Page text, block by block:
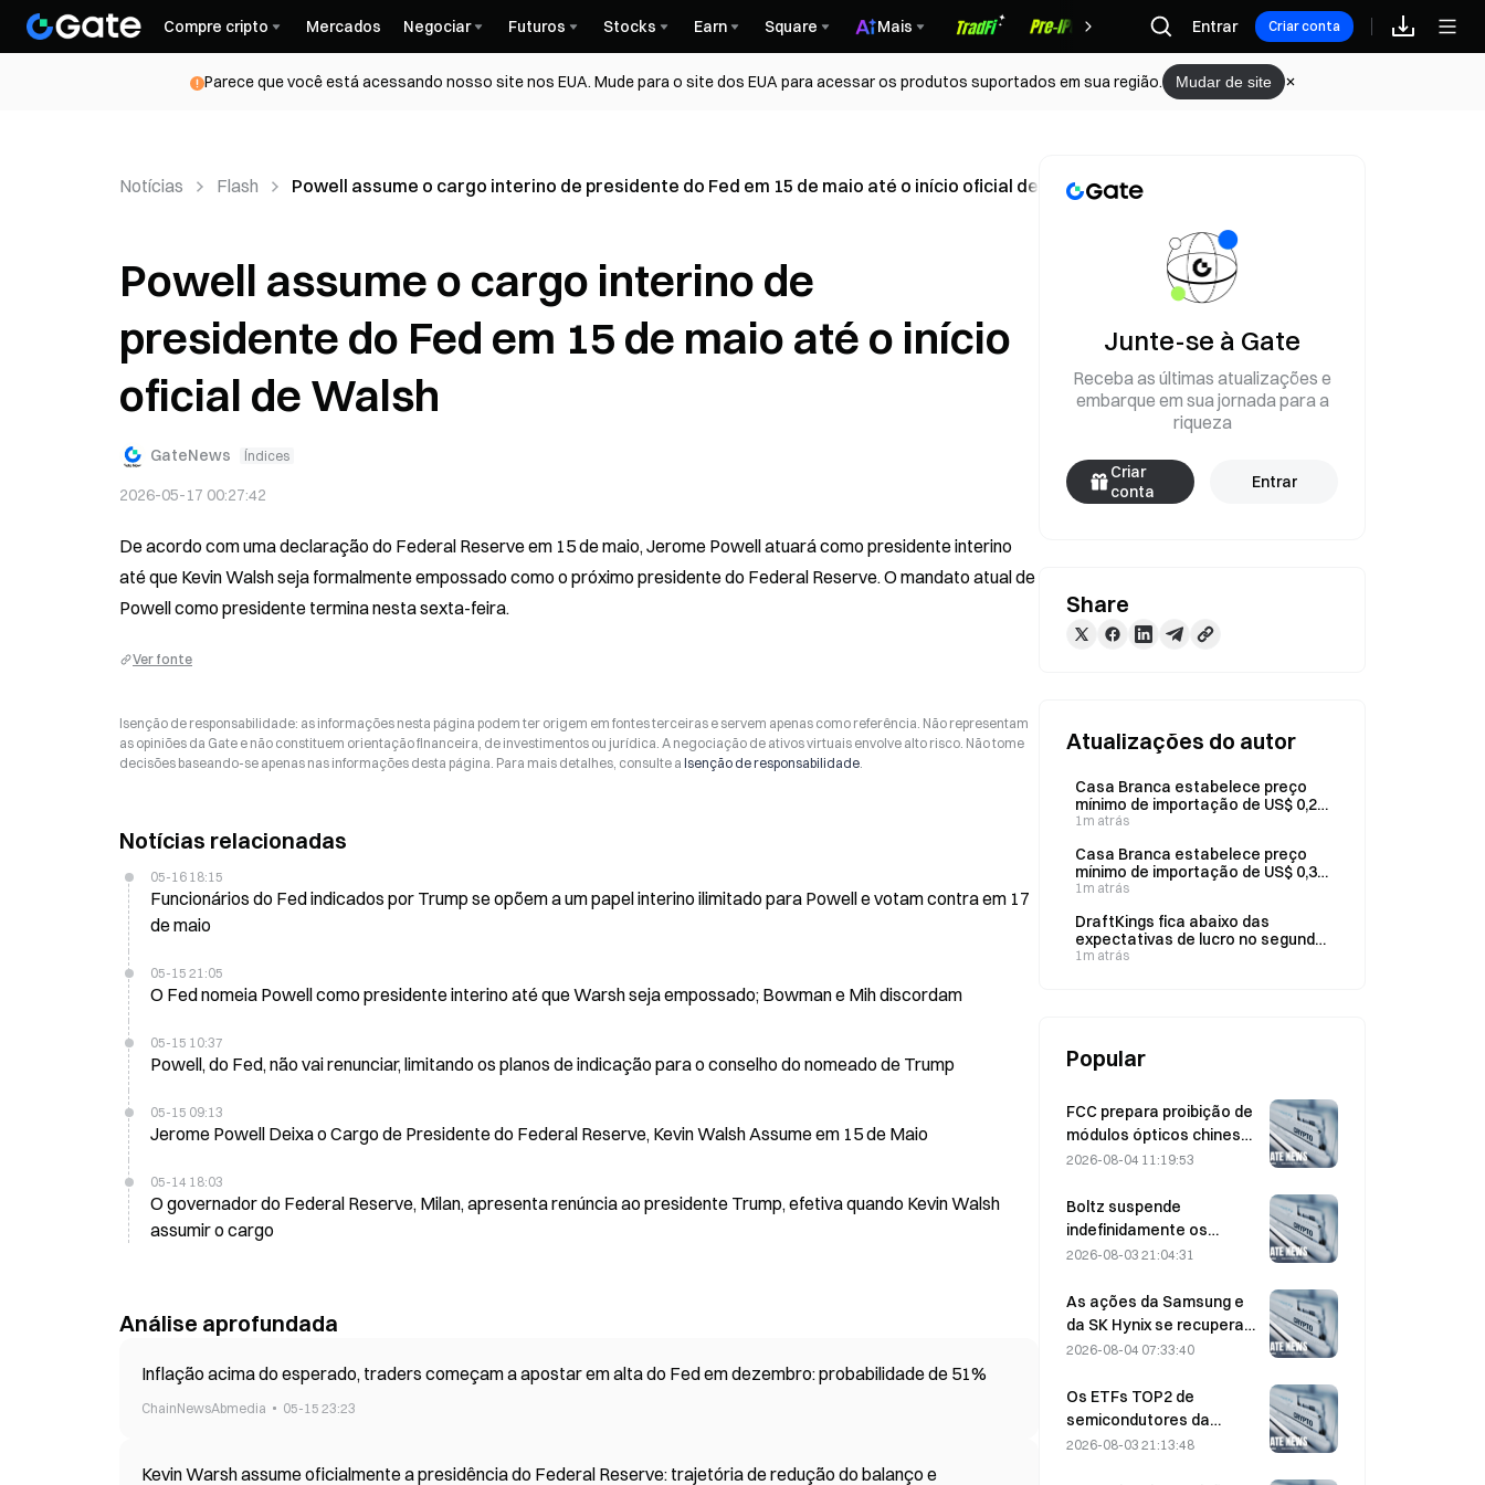
Compre cripto Mercados Negociar Futuros Stocks Earn Square Mais Recompensas
Entrar Criar conta
Parece que você está acessando nosso site nos EUA. Mude para o site dos EUA para acessar os produtos suportados em sua região. Mudar de site
Notícias Flash Powell assume o cargo interino de presidente do Fed em 15 de maio até o início oficial de Walsh
Powell assume o cargo interino de
presidente do Fed em 15 de maio até o início
oficial de Walsh
GateNews Índices
2026-05-17 00:27:42
De acordo com uma declaração do Federal Reserve em 15 de maio, Jerome Powell atuará como presidente interino
até que Kevin Walsh seja formalmente empossado como o próximo presidente do Federal Reserve. O mandato atual de
Powell como presidente termina nesta sexta-feira.
Ver fonte
Isenção de responsabilidade: as informações nesta página podem ter origem em fontes terceiras e servem apenas como referência. Não representam
as opiniões da Gate e não constituem orientação financeira, de investimentos ou jurídica. A negociação de ativos virtuais envolve alto risco. Não tome
decisões baseando-se apenas nas informações desta página. Para mais detalhes, consulte a Isenção de responsabilidade.
Notícias relacionadas
05-16 18:15
Funcionários do Fed indicados por Trump se opõem a um papel interino ilimitado para Powell e votam contra em 17
de maio
05-15 21:05
O Fed nomeia Powell como presidente interino até que Warsh seja empossado; Bowman e Mih discordam
05-15 10:37
Powell, do Fed, não vai renunciar, limitando os planos de indicação para o conselho do nomeado de Trump
05-15 09:13
Jerome Powell Deixa o Cargo de Presidente do Federal Reserve, Kevin Walsh Assume em 15 de Maio
05-14 18:03
O governador do Federal Reserve, Milan, apresenta renúncia ao presidente Trump, efetiva quando Kevin Walsh
assumir o cargo
Análise aprofundada
Inflação acima do esperado, traders começam a apostar em alta do Fed em dezembro: probabilidade de 51%
ChainNewsAbmedia 05-15 23:23
Kevin Warsh assume oficialmente a presidência do Federal Reserve: trajetória de redução do balanço e
Junte-se à Gate
Receba as últimas atualizações e
embarque em sua jornada para a
riqueza
Criar
conta
Entrar
Share
Atualizações do autor
Casa Branca estabelece preço
mínimo de importação de US$ 0,22
por watt para células solares
1m atrás
Casa Branca estabelece preço
mínimo de importação de US$ 0,38
por watt para componentes
1m atrás
DraftKings fica abaixo das
expectativas de lucro no segundo
trimestre, com receita de US$ 1,44
1m atrás
Popular
FCC prepara proibição de
módulos ópticos chineses
para data centers;
da Xinyuan sofre impacto
de 27%
2026-08-04 11:19:53
Boltz suspende
indefinidamente os
serviços de bridge do
assistidos por IA
2026-08-03 21:04:31
As ações da Samsung e
da SK Hynix se recuperam
de perdas de 5% com
2026-08-04 07:33:40
Os ETFs TOP2 de
semicondutores da
Coreia do Sul despencam
2026-08-03 21:13:48